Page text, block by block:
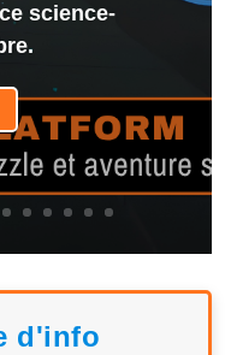
science-
d'info